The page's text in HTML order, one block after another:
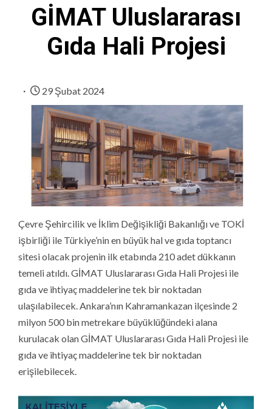
GİMAT Uluslararası
Gıda Hali Projesi
29 Şubat 2024
Çevre Şehircilik ve İklim Değişikliği Bakanlığı ve TOKİ
işbirliği ile Türkiye’nin en büyük hal ve gıda toptancı
sitesi olacak projenin ilk etabında 210 adet dükkanın
temeli atıldı. GİMAT Uluslararası Gıda Hali Projesi ile
gıda ve ihtiyaç maddelerine tek bir noktadan
ulaşılabilecek. Ankara’nın Kahramankazan ilçesinde 2
milyon 500 bin metrekare büyüklüğündeki alana
kurulacak olan GİMAT Uluslararası Gıda Hali Projesi ile
gıda ve ihtiyaç maddelerine tek bir noktadan
erişilebilecek.